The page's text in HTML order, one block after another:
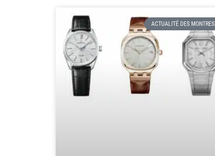
ACTUALITÉ DES MONTRES